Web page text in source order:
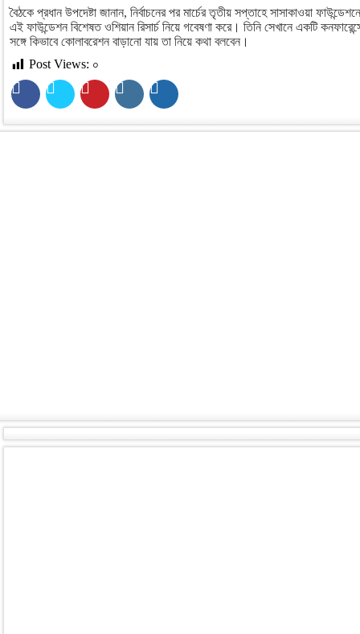
বৈঠকে প্রধান উপদেষ্টা জানান, নির্বাচনের পর মার্চের তৃতীয় সপ্তাহে সাসাকাওয়া
এই ফাউন্ডেশন বিশেষত ওশিয়ান রিসার্চ নিয়ে গবেষণা করে। তিনি সেখানে একটি
সঙ্গে কিভাবে কোলাবরেশন বাড়ানো যায় তা নিয়ে কথা বলবেন।
Post Views: ০